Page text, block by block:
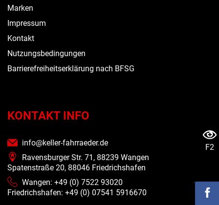
Marken
Impressum
Kontakt
Nutzungsbedingungen
Barrierefreiheitserklärung nach BFSG
KONTAKT INFO
info@keller-fahrraeder.de
Ravensburger Str. 71, 88239 Wangen
Spatenstraße 20, 88046 Friedrichshafen
Wangen: +49 (0) 7522 93020
Friedrichshafen: +49 (0) 07541 5916670
F2